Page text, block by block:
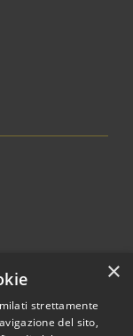
×
strettamente
del sito,